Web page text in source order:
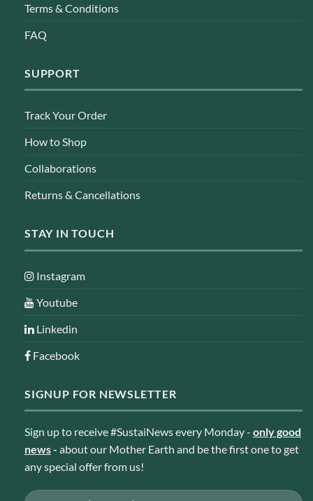
Terms & Conditions
FAQ
SUPPORT
Track Your Order
How to Shop
Collaborations
Returns & Cancellations
STAY IN TOUCH
Instagram
Youtube
Linkedin
Facebook
SIGNUP FOR NEWSLETTER
Sign up to receive #SustaiNews every Monday - only good
news- about our Mother Earth and be the first one to get
any special offer from us!